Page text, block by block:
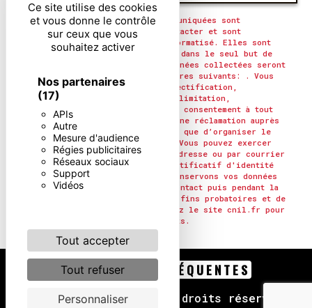
Ce site utilise des cookies
et vous donne le contrôle
sur ceux que vous
souhaitez activer
Nos partenaires
(17)
APIs
Autre
Mesure d'audience
Régies publicitaires
Réseaux sociaux
Support
Vidéos
Tout accepter
Tout refuser
Personnaliser
** Les données personnelles communiquées sont
nécessaires aux fins de vous contacter et sont
enregistrées dans un fichier informatisé. Elles sont
destinées à et ses sous-traitants dans le seul but de
répondre à votre message. Les données collectées seront
communiquées aux seuls destinataires suivants: . Vous
disposez de droits d’accès, de rectification,
d’effacement, de portabilité, de limitation,
d’opposition, de retrait de votre consentement à tout
moment et du droit d’introduire une réclamation auprès
d’une autorité de contrôle, ainsi que d’organiser le
sort de vos données post-mortem. Vous pouvez exercer
ces droits par voie postale à l'adresse ou par courrier
électronique à l'adresse . Un justificatif d'identité
pourra vous être demandé. Nous conservons vos données
pendant la période de prise de contact puis pendant la
durée de prescription légale aux fins probatoires et de
gestion des contentieux. Consultez le site cnil.fr pour
plus d’informations sur vos droits.
RECHERCHES FRÉQUENTES
Vistalid- 2026 - Tous droits réservés -